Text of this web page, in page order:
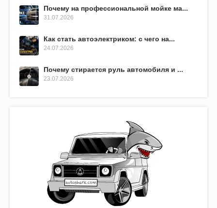
Почему на профессиональной мойке ма...
31.07.2026
Как стать автоэлектриком: с чего на...
24.07.2026
Почему стирается руль автомобиля и ...
23.07.2026